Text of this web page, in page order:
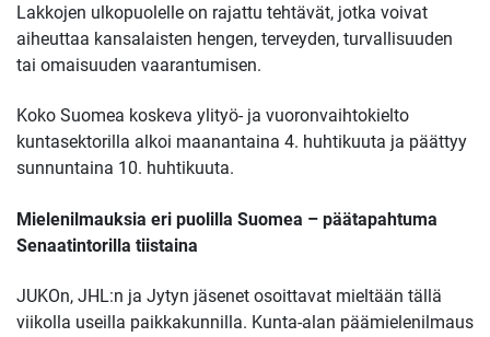
Lakkojen ulkopuolelle on rajattu tehtävät, jotka voivat
aiheuttaa kansalaisten hengen, terveyden, turvallisuuden
tai omaisuuden vaarantumisen.
Koko Suomea koskeva ylityö- ja vuoronvaihtokielto
kuntasektorilla alkoi maanantaina 4. huhtikuuta ja päättyy
sunnuntaina 10. huhtikuuta.
Mielenilmauksia eri puolilla Suomea – päätapahtuma
Senaatintorilla tiistaina
JUKOn, JHL:n ja Jytyn jäsenet osoittavat mieltään tällä
viikolla useilla paikkakunnilla. Kunta-alan päämielenilmaus